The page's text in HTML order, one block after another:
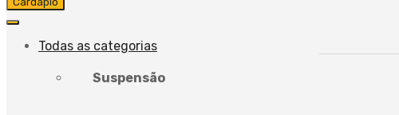
conteúdoTodas as categorias
Suspensão